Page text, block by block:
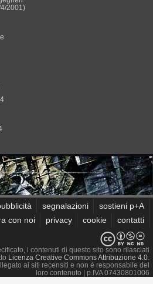
2001)
segnalazioni
sostieni p+A
con noi
privacy cookie contatti
i contenuti di questo sito sono rilasciati
Licenza Creative Commons Attribuzione 4.0.
ai siti recensiti e non è responsabile del
loro contenuto
| p.IVA 07430801006